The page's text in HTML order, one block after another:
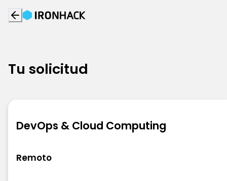
Tu solicitud
DevOps & Cloud Computing
Remoto